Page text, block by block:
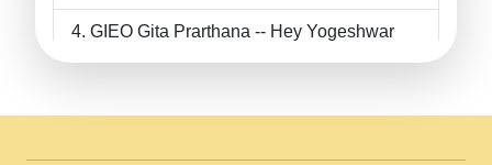
GIEO Gita Prarthana -- Hey Yogeshwar
II Swami Gyananand Ji Maharaj.mp3